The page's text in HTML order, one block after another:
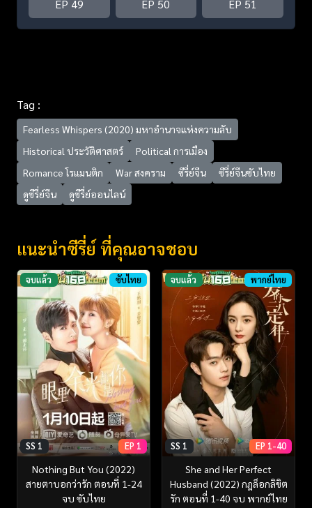
EP 49 EP 50 EP 51
Tag :
Fearless Whispers (2020) มหาอำนาจแห่งความลับ
Historical ประวัติศาสตร์
Political การเมือง
Romance โรแมนติก
War สงคราม ซีรี่ย์จีน
ซีรี่ย์จีนซับไทย
ดูซีรี่ย์จีน
ดูซีรี่ย์ออนไลน์
แนะนำซีรี่ย์ ที่คุณอาจชอบ
จบแล้ว ซับไทย
SS 1 EP 1
Nothing But You (2022)
สายตาบอกว่ารัก ตอนที่ 1-24
จบ ซับไทย
จบแล้ว พากย์ไทย
SS 1 EP 1-40
She and Her Perfect
Husband (2022) กฎล็อกลิขิต
รัก ตอนที่ 1-40 จบ พากย์ไทย